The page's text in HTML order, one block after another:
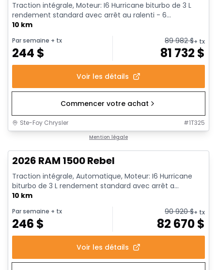
Traction intégrale, Moteur: I6 Hurricane biturbo de 3 L
rendement standard avec arrêt au ralenti - 6...
10 km
Par semaine + tx
244 $
89 982$+ tx
81 732 $
Voir les détails
Commencer votre achat
Ste-Foy Chrysler #1T325
Mention légale
2026 RAM 1500 Rebel
Traction intégrale, Automatique, Moteur: I6 Hurricane
biturbo de 3 L rendement standard avec arrêt a...
10 km
Par semaine + tx
246 $
90 920$+ tx
82 670$
Voir les détails